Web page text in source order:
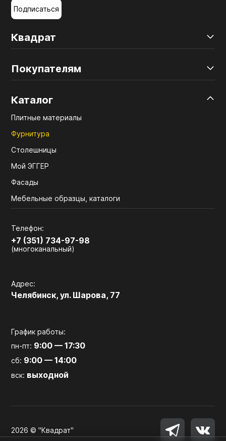
Квадрат
Покупателям
Каталог
Плитные материалы
Фурнитура
Столешницы
Мой ЭГГЕР
Фасады
Мебельные образцы, каталоги
Телефон:
+7 (351) 734-97-98
(многоканальный)
Адрес:
Челябинск, ул. Шарова, 77
График работы:
пн-пт: 9:00 — 17:30
сб: 9:00 — 14:00
вск: выходной
Подписаться
2026 © "Квадрат"